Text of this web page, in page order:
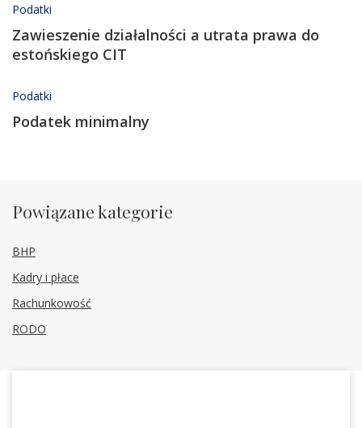
Podatki
Zawieszenie działalności a utrata prawa do
estońskiego CIT
Podatki
Podatek minimalny
Powiązane kategorie
BHP
Kadry i płace
Rachunkowość
RODO